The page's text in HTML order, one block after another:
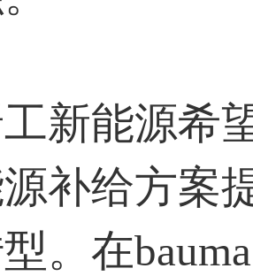
能源希望
补给方案
。在